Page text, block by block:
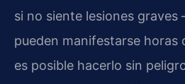
si no siente lesiones
pueden manifestarse horas
es posible hacerlo sin